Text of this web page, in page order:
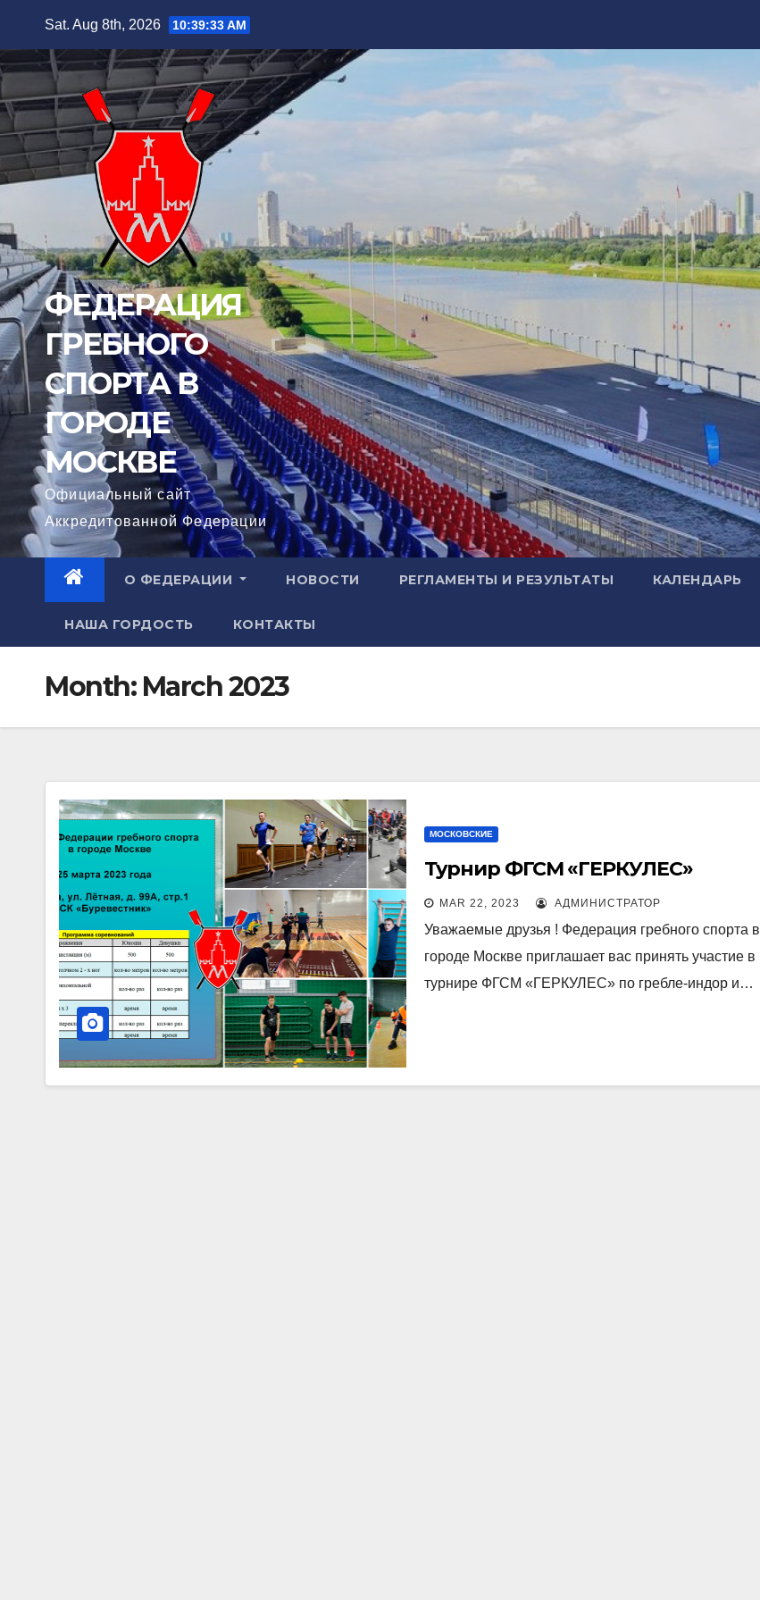
content
Sat. Aug 8th, 2026 10:39:34 AM
ФЕДЕРАЦИЯ
ГРЕБНОГО
СПОРТА В
ГОРОДЕ
МОСКВЕ
Официальный сайт
Аккредитованной Федерации
О ФЕДЕРАЦИИ НОВОСТИ РЕГЛАМЕНТЫ И РЕЗУЛЬТАТЫ КАЛЕНДАРЬ
НАША ГОРДОСТЬ КОНТАКТЫ
Month: March 2023
МОСКОВСКИЕ
Турнир ФГСМ «ГЕРКУЛЕС»
MAR 22, 2023 АДМИНИСТРАТОР
Уважаемые друзья ! Федерация гребного спорта в
городе Москве приглашает вас принять участие в
турнире ФГСМ «ГЕРКУЛЕС» по гребле-индор и…